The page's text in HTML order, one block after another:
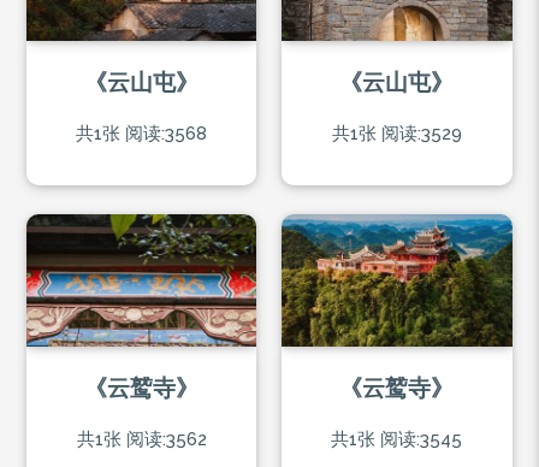
《云山屯》
共1张 阅读:3568
《云山屯》
共1张 阅读:3529
《云鹫寺》
共1张 阅读:3562
《云鹫寺》
共1张 阅读:3545